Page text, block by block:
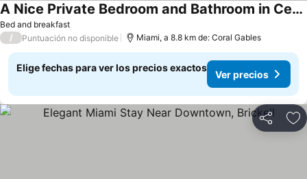
Bed and breakfast
A Nice Private Bedroom and Bathroom in Centrally-Located Miami with AC ne2
/ Puntuación no disponible Miami, a 8.8 km de: Coral Gables
Elige fechas para ver los precios exactos
Ver precios
Compartir